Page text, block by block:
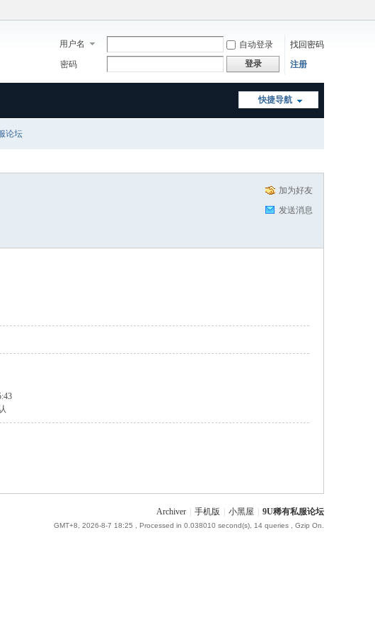
用户名 自动登录
找回密码
密码
登录 注册
快捷导航
论坛
加为好友
发送消息
Archiver 手机版 小黑屋 9U稀有私服论坛
GMT+8, 2026-8-7 18:25 , Processed in 0.038010 second(s), 14 queries , Gzip On.